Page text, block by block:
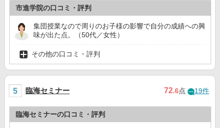
市進学院の口コミ・評判
集団授業なので周りのお子様の影響で自分の成績への興
味が出た点。（50代／女性）
その他の口コミ・評判
臨海セミナー 72.6点 19件
臨海セミナーの口コミ・評判